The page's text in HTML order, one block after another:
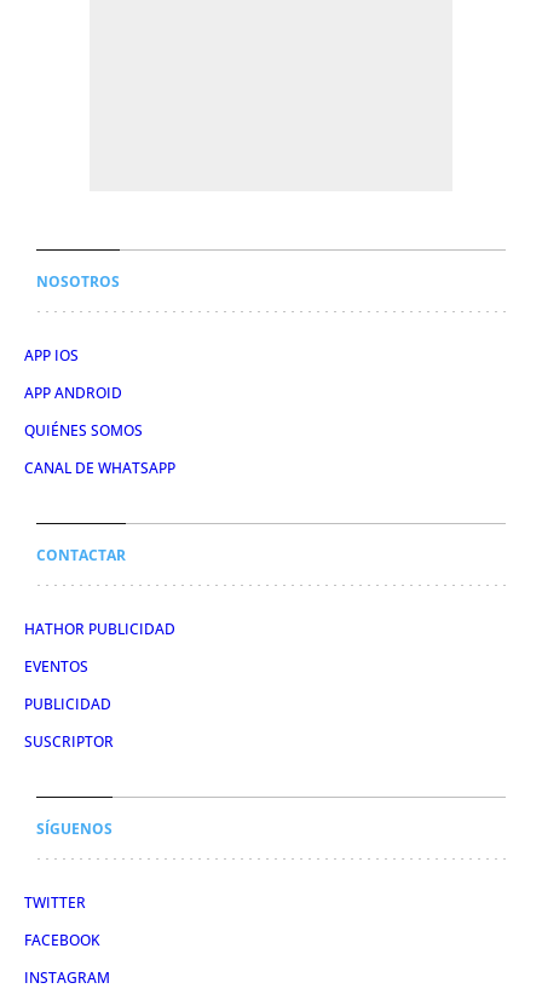
NOSOTROS
APP IOS
APP ANDROID
QUIÉNES SOMOS
CANAL DE WHATSAPP
CONTACTAR
HATHOR PUBLICIDAD
EVENTOS
PUBLICIDAD
SUSCRIPTOR
SÍGUENOS
TWITTER
FACEBOOK
INSTAGRAM